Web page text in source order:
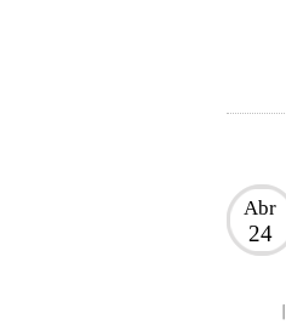
Abr
24